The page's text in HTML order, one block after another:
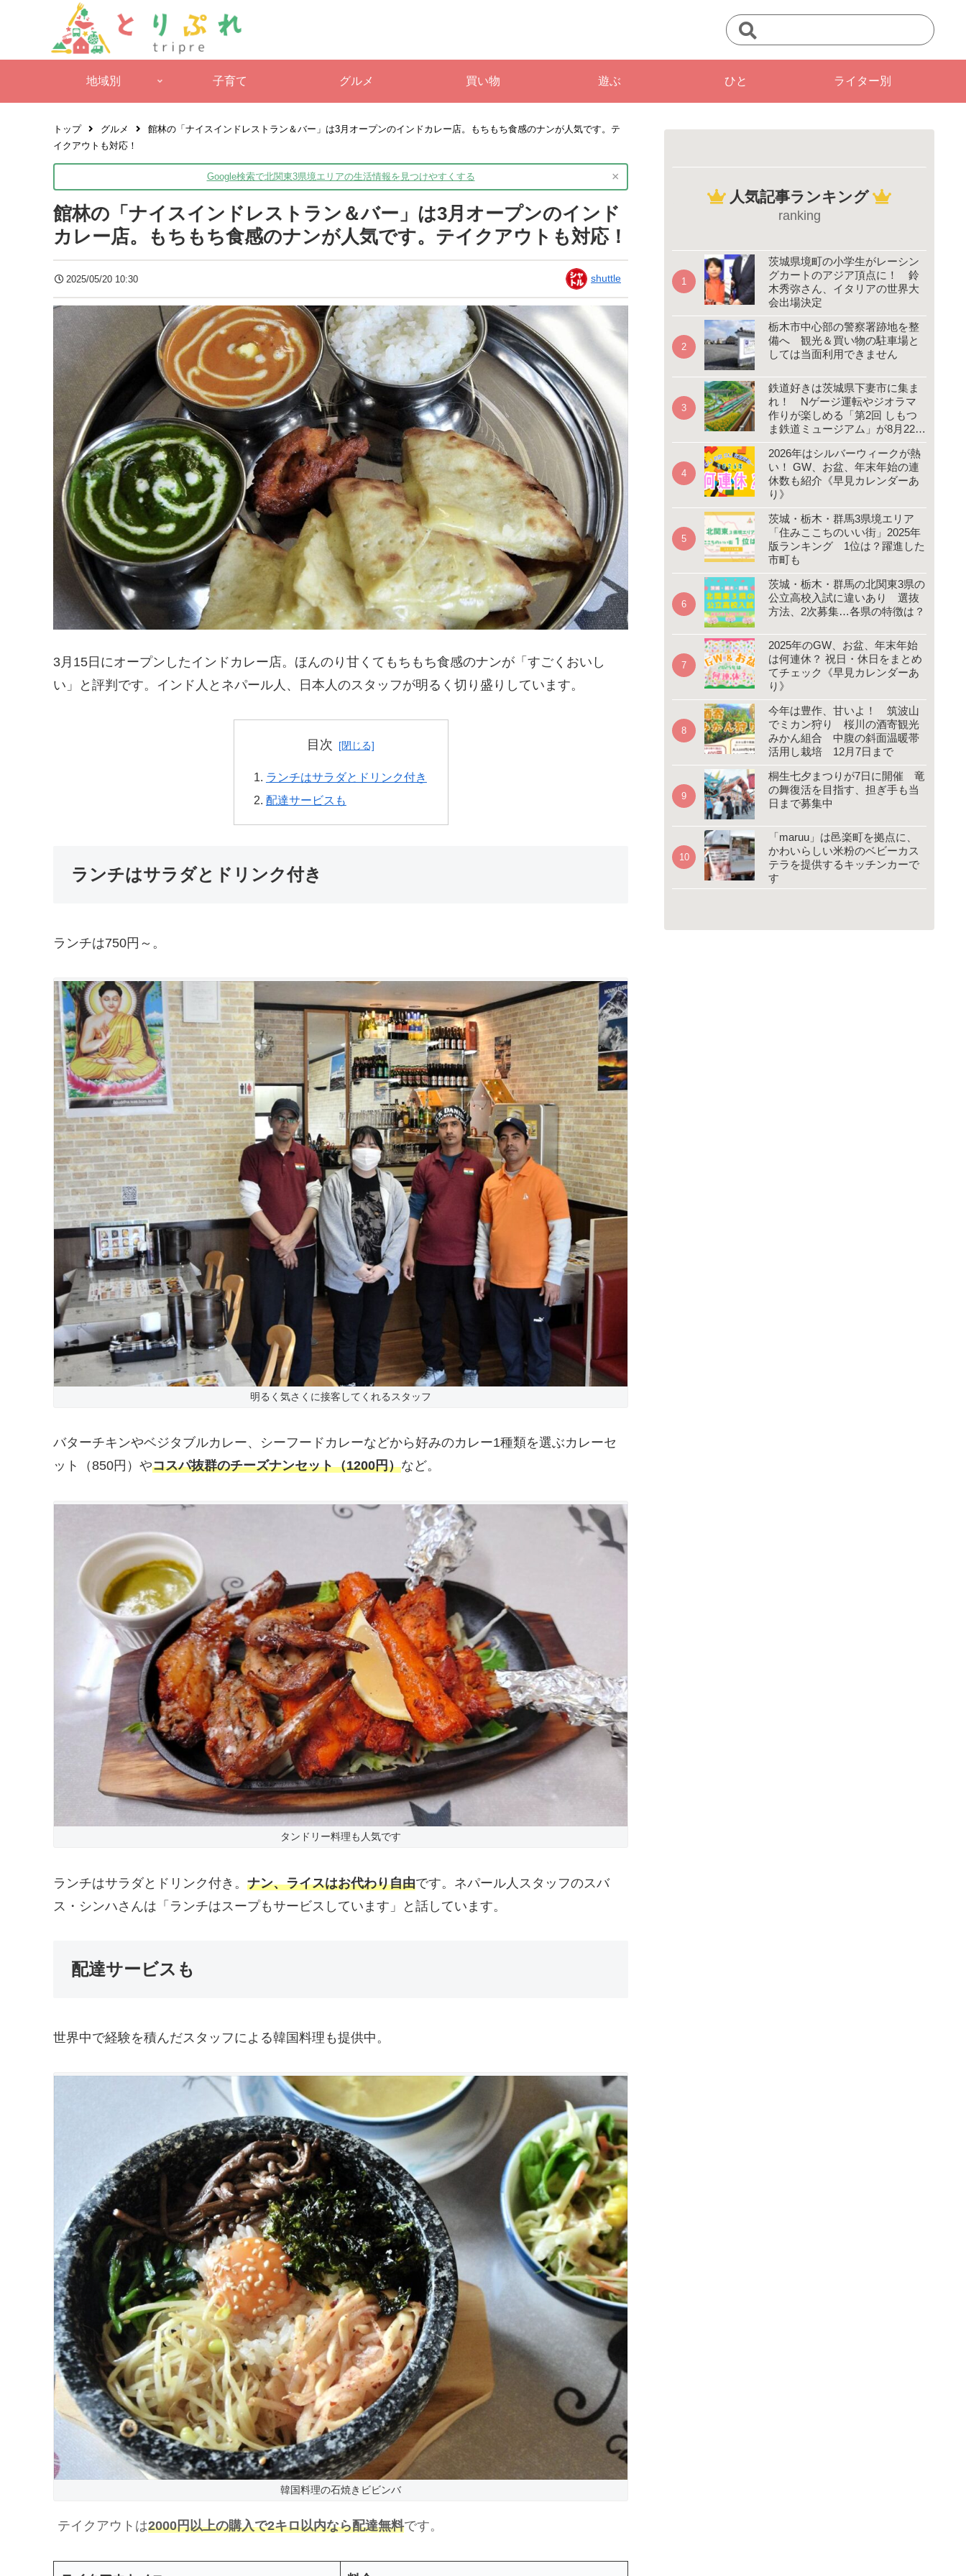
地域別 子育て グルメ 買い物 遊ぶ ひと ライター別
トップ グルメ
館林の「ナイスインドレストラン＆バー」は3月オープンのインドカレー店。もちもち食感のナンが人気です。テ
イクアウトも対応！
Google検索で北関東3県境エリアの生活情報を 見つけやすくする ×
館林の「ナイスインドレストラン＆バー」は3月オープンのインド
カレー店。もちもち食感のナンが人気です。テイクアウトも対応！
2025/05/20 10:30 shuttle
3月15日にオープンしたインドカレー店。ほんのり甘くてもちもち食感のナンが「すごくおいし
い」と評判です。 インド人とネパール人、日本人のスタッフが明るく切り盛りしています。
目次
ランチはサラダとドリンク付き
配達サービスも
ランチはサラダとドリンク付き
ランチは750円～。
明るく気さくに接客してくれるスタッフ
バターチキンやベジタブルカレー、シーフードカレーなどから好みのカレー1種類を選ぶカレーセ
ット（850円）やコスパ抜群のチーズナンセット（1200円）など。
タンドリー料理も人気です
ランチはサラダとドリンク付き。 ナン、ライスはお代わり自由です。ネパール人スタッフのスバ
ス・シンハさんは「ランチはスープもサービスしています」と話しています。
配達サービスも
世界中で経験を積んだスタッフによる韓国料理も提供中。
韓国料理の石焼きビビンバ
テイクアウトは2000円以上の購入で2キロ以内なら配達無料です。
人気記事ランキング
ranking
茨城県境町の小学生がレーシン
グカートのアジア頂点に！ 鈴
木秀弥さん、イタリアの世界大
会出場決定
栃木市中心部の警察署跡地を整
備へ 観光＆買い物の駐車場と
しては当面利用できません
鉄道好きは茨城県下妻市に集ま
れ！ Nゲージ運転やジオラマ
作りが楽しめる「第2回 しもつ
ま鉄道ミュージアム」が8月22、
23日開催
2026年はシルバーウィークが熱
い！ GW、お盆、年末年始の連
休数も紹介《早見カレンダーあ
り》
茨城・栃木・群馬3県境エリア
「住みここちのいい街」2025年
版ランキング 1位は？躍進した
市町も
茨城・栃木・群馬の北関東3県の
公立高校入試に違いあり 選抜
方法、2次募集…各県の特徴は？
2025年のGW、お盆、年末年始
は何連休？ 祝日・休日をまとめ
てチェック《早見カレンダーあ
り》
今年は豊作、甘いよ！ 筑波山
でミカン狩り 桜川の酒寄観光
みかん組合 中腹の斜面温暖帯
活用し栽培 12月7日まで
桐生七夕まつりが7日に開催 竜
の舞復活を目指す、担ぎ手も当
日まで募集中
「maruu」は邑楽町を拠点に、
かわいらしい米粉のベビーカス
テラを提供するキッチンカーで
す